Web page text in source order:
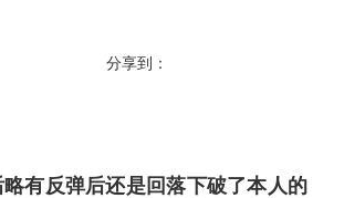
分享到：
有反弹后还是回落下破了本人的